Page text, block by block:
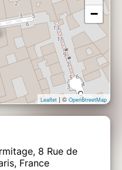
−
Leaflet | © OpenStreetMap
8 Rue de
France